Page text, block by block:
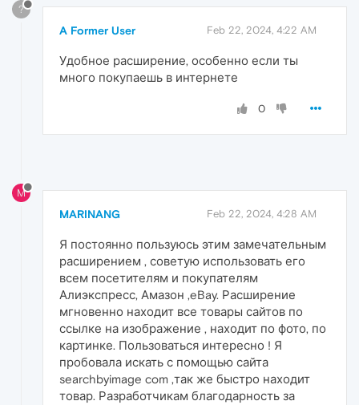
?
A Former User Feb 22, 2024, 4:22 AM
Удобное расширение, особенно если ты
много покупаешь в интернете
0
M
MARINANG Feb 22, 2024, 4:28 AM
Я постоянно пользуюсь этим замечательным
расширением , советую использовать его
всем посетителям и покупателям
Алиэкспресс, Амазон ,eBay. Расширение
мгновенно находит все товары сайтов по
ссылке на изображение , находит по фото, по
картинке. Пользоваться интересно ! Я
пробовала искать с помощью сайта
searchbyimage com ,так же быстро находит
товар. Разработчикам благодарность за